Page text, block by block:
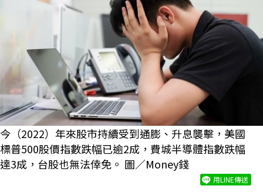
今（2022）年來股市持續受到通膨、升息襲擊，美國
標普500股價指數跌幅已逾2成，費城半導體指數跌幅
達3成，台股也無法倖免。 圖／Money錢
用LINE傳送